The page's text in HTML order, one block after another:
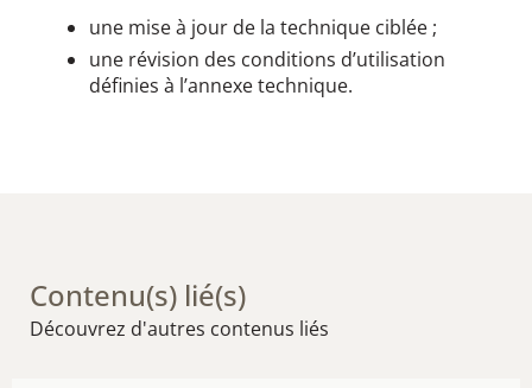
une mise à jour de la technique ciblée ;
une révision des conditions d’utilisation
définies à l’annexe technique.
Contenu(s) lié(s)
Découvrez d'autres contenus liés